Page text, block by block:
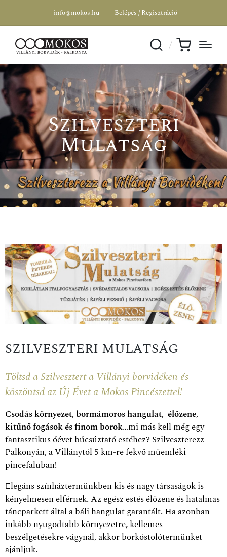
info@mokos.hu Belépés / Regisztráció
Szilveszteri
Mulatság
SZILVESZTERI MULATSÁG
Töltsd a Szilvesztert a Villányi borvidéken és
köszöntsd az Új Évet a Mokos Pincészettel!
Csodás környezet, bormámoros hangulat, élőzene,
kitűnő fogások és finom borok…mi más kell még egy
fantasztikus óévet búcsúztató estéhez? Szilveszterezz
Palkonyán, a Villánytól 5 km-re fekvő műemléki
pincefaluban!
Elegáns színháztermünkben kis és nagy társaságok is
kényelmesen elférnek. Az egész estés élőzene és hatalmas
táncparkett által a báli hangulat garantált. Ha azonban
inkább nyugodtabb környezetre, kellemes
beszélgetésekre vágynál, akkor borkóstolótermünket
ajánljuk.